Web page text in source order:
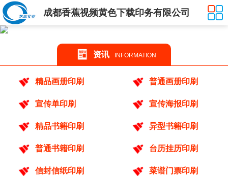
成都香蕉视频黄色下载印务有限公司
资讯 INFORMATION
精品画册印刷 普通画册印刷
宣传单印刷 宣传海报印刷
精品书籍印刷 异型书籍印刷
普通书籍印刷 台历挂历印刷
信封信纸印刷 菜谱门票印刷